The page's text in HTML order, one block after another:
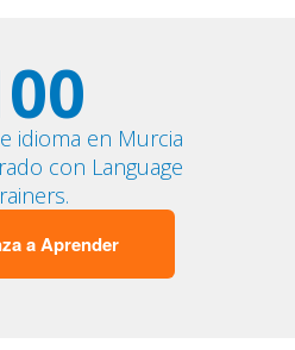
idioma en Murcia
con Language
a Aprender